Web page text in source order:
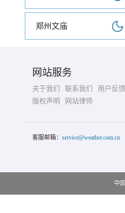
郑州文庙
网站服务
关于我们 联系我们
用户反馈
版权声明
网站律师
客服邮箱： service@weather.com.cn
中